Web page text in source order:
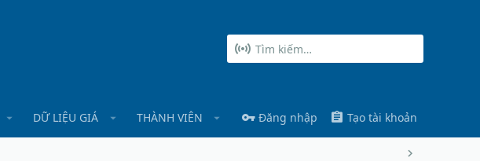
DỮ LIỆU GIÁ THÀNH VIÊN Đăng nhập Tạo tài khoản